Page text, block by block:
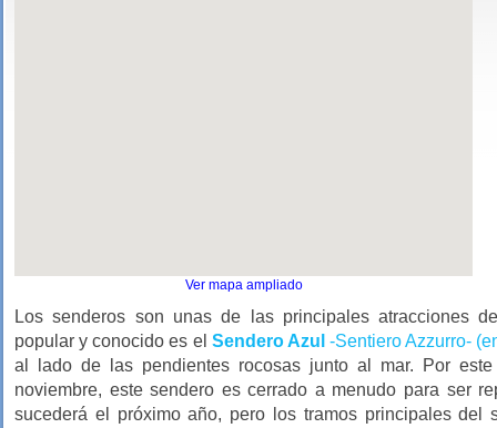
Ver mapa ampliado
Los senderos son unas de las principales atracciones
popular y conocido es el Sendero Azul -Sentiero Azzurro-
al lado de las pendientes rocosas junto al mar. Por
noviembre, este sendero es cerrado a menudo para ser
sucederá el próximo año, pero los tramos principales del